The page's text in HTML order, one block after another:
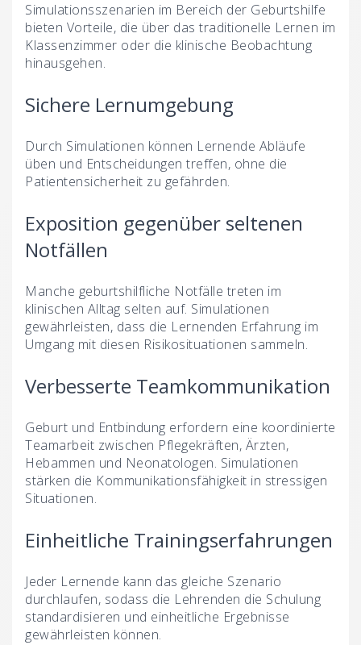
Simulationsszenarien im Bereich der Geburtshilfe
bieten Vorteile, die über das traditionelle Lernen im
Klassenzimmer oder die klinische Beobachtung
hinausgehen.
Sichere Lernumgebung
Durch Simulationen können Lernende Abläufe
üben und Entscheidungen treffen, ohne die
Patientensicherheit zu gefährden.
Exposition gegenüber seltenen
Notfällen
Manche geburtshilfliche Notfälle treten im
klinischen Alltag selten auf. Simulationen
gewährleisten, dass die Lernenden Erfahrung im
Umgang mit diesen Risikosituationen sammeln.
Verbesserte Teamkommunikation
Geburt und Entbindung erfordern eine koordinierte
Teamarbeit zwischen Pflegekräften, Ärzten,
Hebammen und Neonatologen. Simulationen
stärken die Kommunikationsfähigkeit in stressigen
Situationen.
Einheitliche Trainingserfahrungen
Jeder Lernende kann das gleiche Szenario
durchlaufen, sodass die Lehrenden die Schulung
standardisieren und einheitliche Ergebnisse
gewährleisten können.